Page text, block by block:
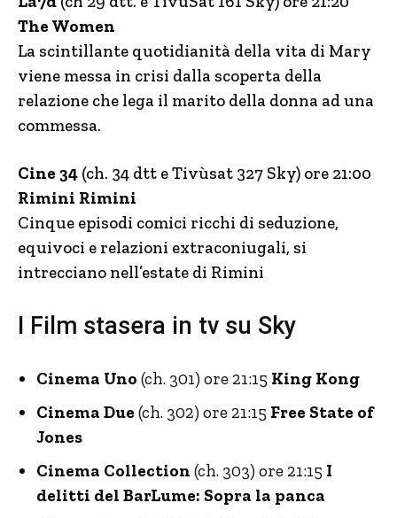
The Women
La scintillante quotidianità della vita di Mary
viene messa in crisi dalla scoperta della
relazione che lega il marito della donna ad una
commessa.
Cine 34 (ch. 34 dtt e Tivùsat 327 Sky) ore 21:00
Rimini Rimini
Cinque episodi comici ricchi di seduzione,
equivoci e relazioni extraconiugali, si
intrecciano nell’estate di Rimini
I Film stasera in tv su Sky
Cinema Uno (ch. 301) ore 21:15 King Kong
Cinema Due (ch. 302) ore 21:15 Free State of
Jones
Cinema Collection (ch. 303) ore 21:15 I
delitti del BarLume: Sopra la panca